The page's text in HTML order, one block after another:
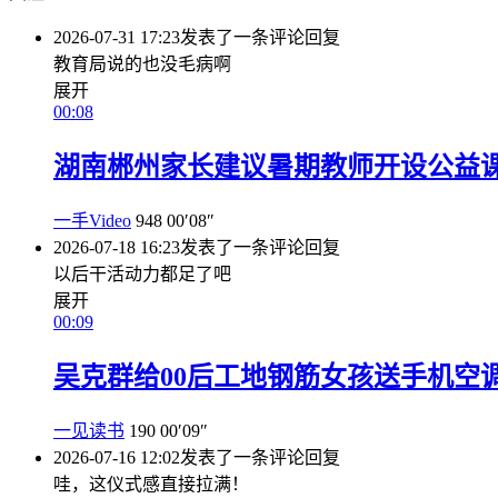
2026-07-31 17:23发表了一条评论回复
教育局说的也没毛病啊
展开
00:08
湖南郴州家长建议暑期教师开设公益
一手Video 948 00′08″
2026-07-18 16:23发表了一条评论回复
以后干活动力都足了吧
展开
00:09
吴克群给00后工地钢筋女孩送手机空
一见读书 190 00′09″
2026-07-16 12:02发表了一条评论回复
哇，这仪式感直接拉满！